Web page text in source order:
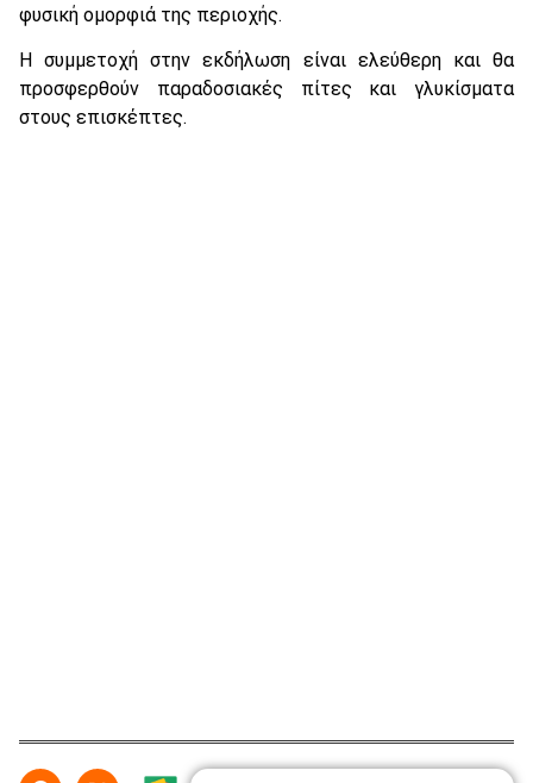
φυσική ομορφιά της περιοχής.
Η συμμετοχή στην εκδήλωση είναι ελεύθερη και θα
προσφερθούν παραδοσιακές πίτες και γλυκίσματα
στους επισκέπτες.